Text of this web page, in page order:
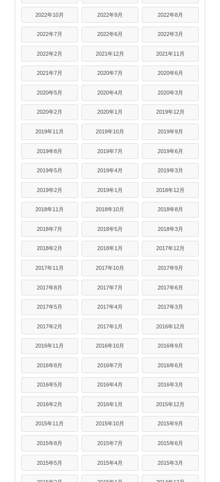
2022年10月 2022年9月 2022年8月
2022年7月 2022年6月 2022年3月
2022年2月 2021年12月 2021年11月
2021年7月 2020年7月 2020年6月
2020年5月 2020年4月 2020年3月
2020年2月 2020年1月 2019年12月
2019年11月 2019年10月 2019年9月
2019年8月 2019年7月 2019年6月
2019年5月 2019年4月 2019年3月
2019年2月 2019年1月 2018年12月
2018年11月 2018年10月 2018年8月
2018年7月 2018年5月 2018年3月
2018年2月 2018年1月 2017年12月
2017年11月 2017年10月 2017年9月
2017年8月 2017年7月 2017年6月
2017年5月 2017年4月 2017年3月
2017年2月 2017年1月 2016年12月
2016年11月 2016年10月 2016年9月
2016年8月 2016年7月 2016年6月
2016年5月 2016年4月 2016年3月
2016年2月 2016年1月 2015年12月
2015年11月 2015年10月 2015年9月
2015年8月 2015年7月 2015年6月
2015年5月 2015年4月 2015年3月